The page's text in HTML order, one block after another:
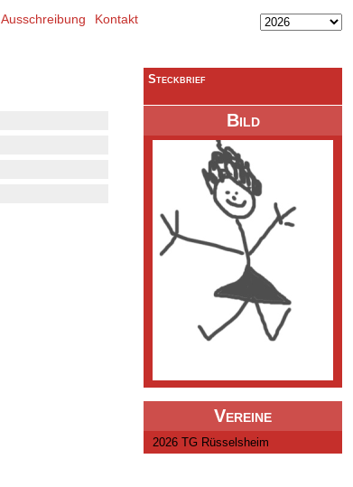
Ausschreibung Kontakt
Bild
Vereine
2026 TG Rüsselsheim
Steckbrief